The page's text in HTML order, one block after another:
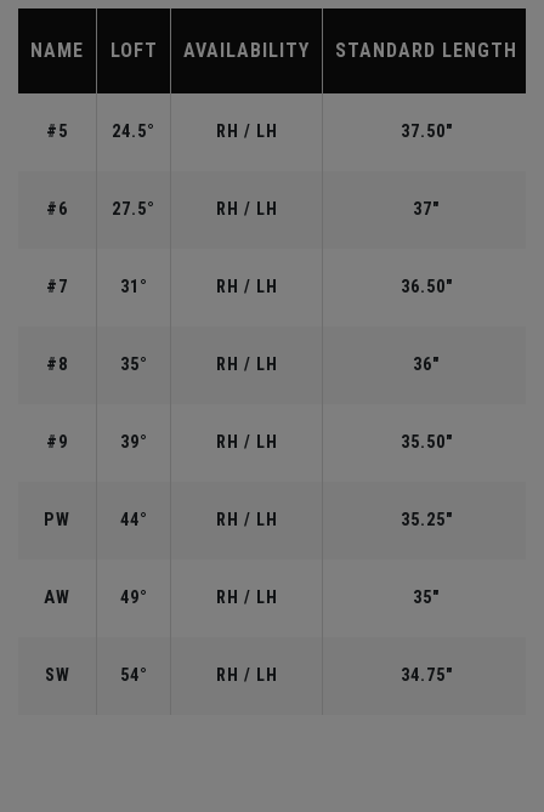
NAME LOFT AVAILABILITY STANDARD LENGTH
#5 24.5° RH / LH 37.50"
#6 27.5° RH / LH 37"
#7 31° RH / LH 36.50"
#8 35° RH / LH 36"
#9 39° RH / LH 35.50"
PW 44° RH / LH 35.25"
AW 49° RH / LH 35"
SW 54° RH / LH 34.75"